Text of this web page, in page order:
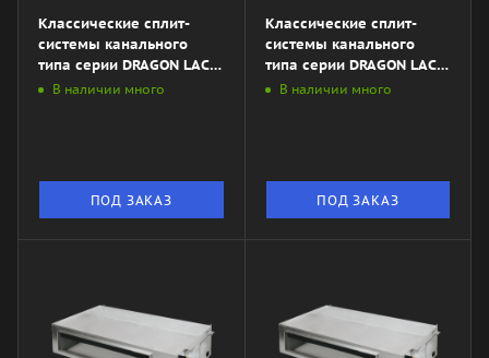
Классические сплит-
системы канального
типа серии DRAGON LAC-
DR140HP.D01\/S\/LAC-
В наличии много
ПОД ЗАКАЗ
Классические сплит-
системы канального
типа серии DRAGON LAC-
DR105HP.D01\/S\/LAC-
В наличии много
ПОД ЗАКАЗ